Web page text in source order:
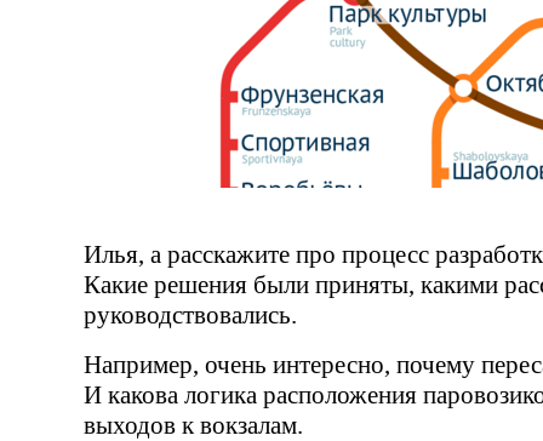
Илья, а расскажите про процесс
Какие решения были приняты, какими
руководствовались.
Например, очень интересно, почему
И какова логика расположения
выходов к вокзалам.